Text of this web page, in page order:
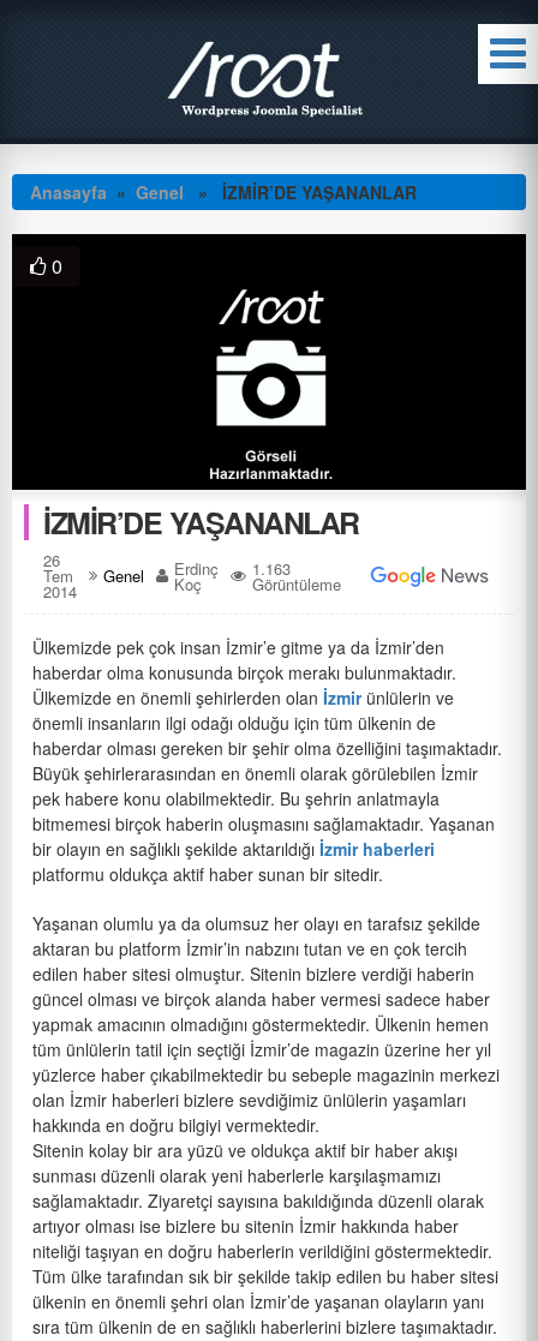
Anasayfa » Genel » İZMİR’DE YAŞANANLAR
0
İZMİR’DE YAŞANANLAR
26
Tem
2014
Genel Erdinç
Koç
1.163
Görüntüleme
Ülkemizde pek çok insan İzmir’e gitme ya da İzmir’den
haberdar olma konusunda birçok merakı bulunmaktadır.
Ülkemizde en önemli şehirlerden olan İzmirünlülerin ve
önemli insanların ilgi odağı olduğu için tüm ülkenin de
haberdar olması gereken bir şehir olma özelliğini taşımaktadır.
Büyük şehirlerarasından en önemli olarak görülebilen İzmir
pek habere konu olabilmektedir. Bu şehrin anlatmayla
bitmemesi birçok haberin oluşmasını sağlamaktadır. Yaşanan
bir olayın en sağlıklı şekilde aktarıldığı İzmir haberleri
platformu oldukça aktif haber sunan bir sitedir.
Yaşanan olumlu ya da olumsuz her olayı en tarafsız şekilde
aktaran bu platform İzmir’in nabzını tutan ve en çok tercih
edilen haber sitesi olmuştur. Sitenin bizlere verdiği haberin
güncel olması ve birçok alanda haber vermesi sadece haber
yapmak amacının olmadığını göstermektedir. Ülkenin hemen
tüm ünlülerin tatil için seçtiği İzmir’de magazin üzerine her yıl
yüzlerce haber çıkabilmektedir bu sebeple magazinin merkezi
olan İzmir haberleri bizlere sevdiğimiz ünlülerin yaşamları
hakkında en doğru bilgiyi vermektedir.
Sitenin kolay bir ara yüzü ve oldukça aktif bir haber akışı
sunması düzenli olarak yeni haberlerle karşılaşmamızı
sağlamaktadır. Ziyaretçi sayısına bakıldığında düzenli olarak
artıyor olması ise bizlere bu sitenin İzmir hakkında haber
niteliği taşıyan en doğru haberlerin verildiğini göstermektedir.
Tüm ülke tarafından sık bir şekilde takip edilen bu haber sitesi
ülkenin en önemli şehri olan İzmir’de yaşanan olayların yanı
sıra tüm ülkenin de en sağlıklı haberlerini bizlere taşımaktadır.